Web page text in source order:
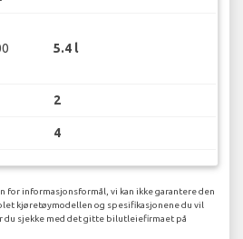
5.4 l
2
4
for informasjonsformål, vi kan ikke garantere den
kjøretøymodellen og spesifikasjonene du vil
du sjekke med det gitte bilutleiefirmaet på